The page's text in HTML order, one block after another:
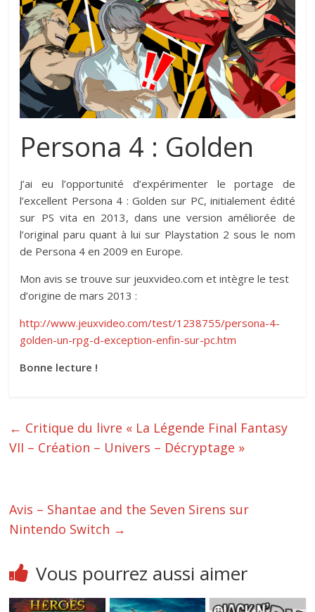
Persona 4 : Golden
J’ai eu l’opportunité d’expérimenter le portage de
l’excellent Persona 4 : Golden sur PC, initialement édité
sur PS vita en 2013, dans une version améliorée de
l’original paru quant à lui sur Playstation 2 sous le nom
de Persona 4 en 2009 en Europe.
Mon avis se trouve sur jeuxvideo.com et intègre le test
d’origine de mars 2013 :
http://www.jeuxvideo.com/test/1238755/persona-4-
golden-un-rpg-d-exception-enfin-sur-pc.htm
Bonne lecture !
← Critique du livre « La Légende Final Fantasy
VII – Création – Univers – Décryptage »
Avis – Shantae and the Seven Sirens sur
Nintendo Switch →
Vous pourrez aussi aimer